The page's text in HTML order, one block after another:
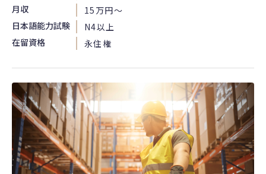
月収
15万円〜
日本語能力試験
N4以上
在留資格
永住権